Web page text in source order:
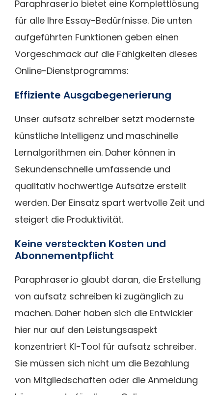
Paraphraser.io bietet eine Komplettlösung
für alle Ihre Essay-Bedürfnisse. Die unten
aufgeführten Funktionen geben einen
Vorgeschmack auf die Fähigkeiten dieses
Online-Dienstprogramms:
Effiziente Ausgabegenerierung
Unser aufsatz schreiber setzt modernste
künstliche Intelligenz und maschinelle
Lernalgorithmen ein. Daher können in
Sekundenschnelle umfassende und
qualitativ hochwertige Aufsätze erstellt
werden. Der Einsatz spart wertvolle Zeit und
steigert die Produktivität.
Keine versteckten Kosten und
Abonnementpflicht
Paraphraser.io glaubt daran, die Erstellung
von aufsatz schreiben ki zugänglich zu
machen. Daher haben sich die Entwickler
hier nur auf den Leistungsaspekt
konzentriert KI-Tool für aufsatz schreiber.
Sie müssen sich nicht um die Bezahlung
von Mitgliedschaften oder die Anmeldung